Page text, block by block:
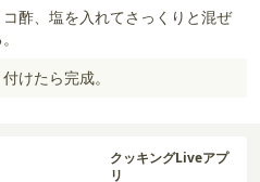
酢、塩を入れてさっくりと混ぜ
けたら完成。
クッキングLiveアプ
リ